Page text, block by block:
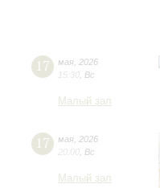
17 мая 2026
15:30 Вс
Малый зал
17 мая 2026
20:00 Вс
Малый зал